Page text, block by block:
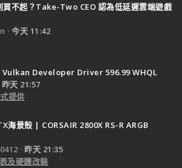
買不起？Take-Two CEO 認為低延遲雲端遊戲
今天 11:42
Vulkan Developer Driver 596.99 WHQL
昨天 21:57
提供
海景殼 | CORSAIR 2800X RS-R ARGB
昨天 21:35
及硬體改裝